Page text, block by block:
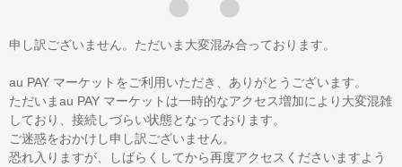
申し訳ございません。ただいま大変混み合っております。
au PAY マーケットをご利用いただき、ありがとうございます。
ただいまau PAY マーケットは一時的なアクセス増加により大変混雑
しており、接続しづらい状態となっております。
ご迷惑をおかけし申し訳ございません。
恐れ入りますが、しばらくしてから再度アクセスくださいますよう